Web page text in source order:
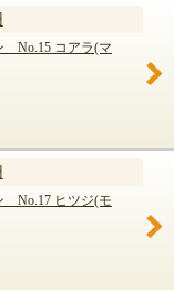
No.15 コアラ(マ
No.17 ヒツジ(モ